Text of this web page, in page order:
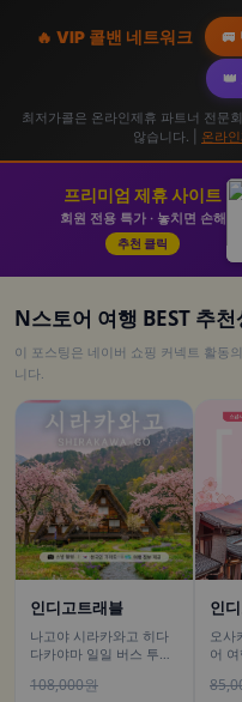
🔥 VIP 콜밴 네트워크 🚐
👑
최저가콜은 온라인제휴 파트너 전문
않습니다. | 온라
프리미엄 제휴 사이트
회원 전용 특가 · 놓치면 손해
추천 클릭
N스토어 여행 BEST 추
이 포스팅은 네이버 쇼핑 커넥트 활동
니다.
인디고트래블
나고야 시라카와고 히다
다카야마 일일 버스 투어
108,000원
인
오사
어
철학